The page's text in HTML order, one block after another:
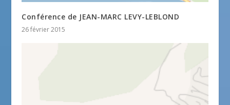
Conférence de JEAN-MARC LEVY-LEBLOND
26 février 2015